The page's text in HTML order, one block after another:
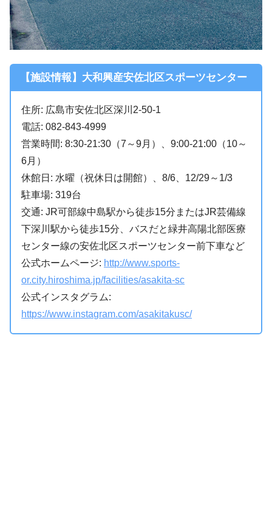
【施設情報】大和興産安佐北区スポーツセンター
住所: 広島市安佐北区深川2-50-1
電話: 082-843-4999
営業時間: 8:30-21:30（7～9月）、9:00-21:00（10～
6月）
休館日: 水曜（祝休日は開館）、8/6、12/29～1/3
駐車場: 319台
交通: JR可部線中島駅から徒歩15分またはJR芸備線
下深川駅から徒歩15分、バスだと緑井高陽北部医療
センター線の安佐北区スポーツセンター前下車など
公式ホームページ: http://www.sports-
or.city.hiroshima.jp/facilities/asakita-sc
公式インスタグラム:
https://www.instagram.com/asakitakusc/